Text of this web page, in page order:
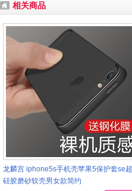
相关商品
龙麟宫 iphone5s手机壳苹果5保护套se
硅胶磨砂软壳男女款简约